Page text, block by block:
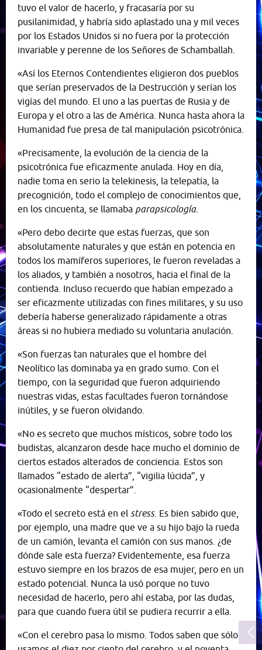
tuvo el valor de hacerlo, y fracasaría por su
pusilanimidad, y habría sido aplastado una y mil veces
por los Estados Unidos si no fuera por la protección
invariable y perenne de los Señores de Schamballah.
«Así los Eternos Contendientes eligieron dos pueblos
que serían preservados de la Destrucción y serían los
vigías del mundo. El uno a las puertas de Rusia y de
Europa y el otro a las de América. Nunca hasta ahora la
Humanidad fue presa de tal manipulación psicotrónica.
«Precisamente, la evolución de la ciencia de la
psicotrónica fue eficazmente anulada. Hoy en día,
nadie toma en serio la telekinesis, la telepatía, la
precognición, todo el complejo de conocimientos que,
en los cincuenta, se llamaba parapsicología.
«Pero debo decirte que estas fuerzas, que son
absolutamente naturales y que están en potencia en
todos los mamíferos superiores, le fueron reveladas a
los aliados, y también a nosotros, hacia el final de la
contienda. Incluso recuerdo que habían empezado a
ser eficazmente utilizadas con fines militares, y su uso
debería haberse generalizado rápidamente a otras
áreas si no hubiera mediado su voluntaria anulación.
«Son fuerzas tan naturales que el hombre del
Neolítico las dominaba ya en grado sumo. Con el
tiempo, con la seguridad que fueron adquiriendo
nuestras vidas, estas facultades fueron tornándose
inútiles, y se fueron olvidando.
«No es secreto que muchos místicos, sobre todo los
budistas, alcanzaron desde hace mucho el dominio de
ciertos estados alterados de conciencia. Estos son
llamados “estado de alerta”, “vigilia lúcida”, y
ocasionalmente “despertar”.
«Todo el secreto está en el stress. Es bien sabido que,
por ejemplo, una madre que ve a su hijo bajo la rueda
de un camión, levanta el camión con sus manos. ¿de
dónde sale esta fuerza? Evidentemente, esa fuerza
estuvo siempre en los brazos de esa mujer, pero en un
estado potencial. Nunca la usó porque no tuvo
necesidad de hacerlo, pero ahí estaba, por las dudas,
para que cuando fuera útil se pudiera recurrir a ella.
«Con el cerebro pasa lo mismo. Todos saben que sólo